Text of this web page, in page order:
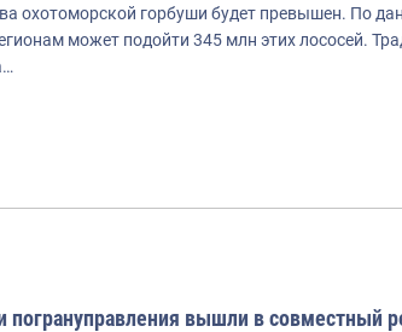
охотоморской горбуши будет превышен. По
может подойти 345 млн этих лососей.
погрануправления вышли в совместный